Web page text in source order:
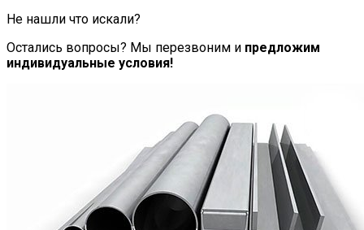
Не нашли что искали?
Остались вопросы? Мы перезвоним и предложим
индивидуальные условия!